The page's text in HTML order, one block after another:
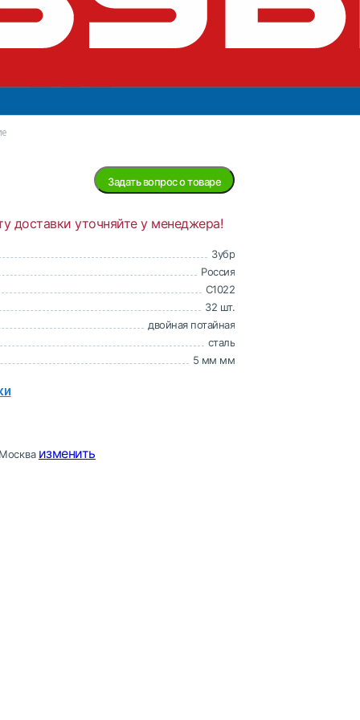
наличии
Задать вопрос о товаре
доставки уточняйте у менеджера!
Зубр
Россия
С1022
32 шт.
двойная потайная
сталь
5 мм мм
Москва изменить